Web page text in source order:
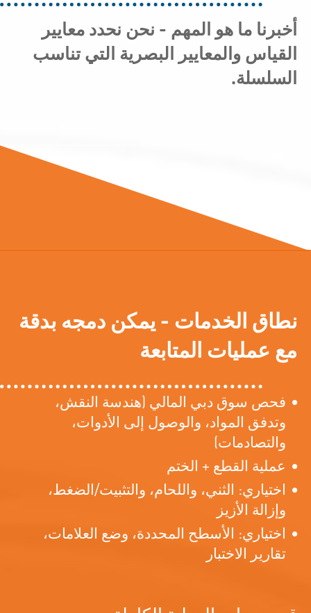
أخبرنا ما هو المهم - نحن نحدد معايير
القياس والمعايير البصرية التي تناسب
السلسلة.
نطاق الخدمات - يمكن دمجه بدقة
مع عمليات المتابعة
فحص سوق دبي المالي (هندسة النقش،
وتدفق المواد، والوصول إلى الأدوات،
والتصادمات)
عملية القطع + الختم
اختياري: الثني، واللحام، والتثبيت/الضغط،
وإزالة الأزيز
اختياري: الأسطح المحددة، وضع العلامات،
تقارير الاختبار